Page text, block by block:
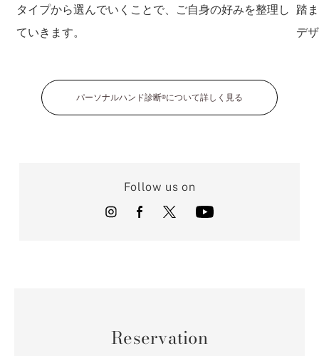
タイプから選んでいくことで、ご自身の好みを整理し
ていきます。
踏
デ
パーソナルハンド診断®について詳しく見る
Follow us on
Reservation